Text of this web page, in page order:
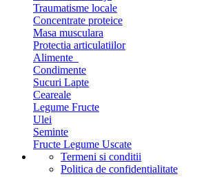
Traumatisme locale
Concentrate proteice
Masa musculara
Protectia articulatiilor
Alimente
Condimente
Sucuri Lapte
Ceareale
Legume Fructe
Ulei
Seminte
Fructe Legume Uscate
Termeni si conditii
Politica de confidentialitate